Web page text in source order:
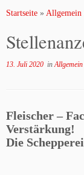
Startseite » Allgemein
13. Juli 2020 inAllgemein
Fleischer –
Verstärkung!
Die